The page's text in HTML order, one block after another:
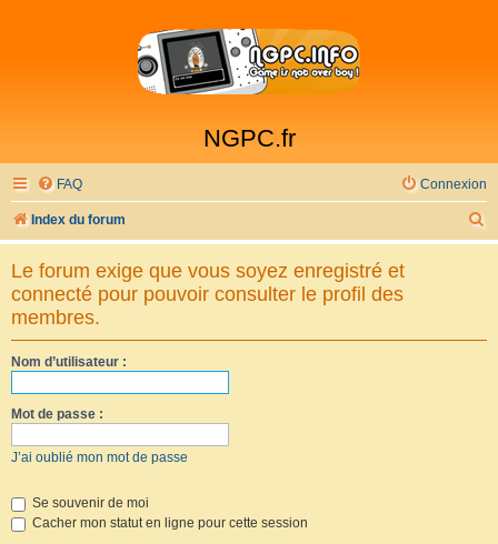
NGPC.fr
FAQ Connexion
Index du forum
e
Le forum exige que vous soyez enregistré et
connecté pour pouvoir consulter le profil des
membres.
Nom d’utilisateur :
Mot de passe :
J’ai oublié mon mot de passe
Se souvenir de moi
Cacher mon statut en ligne pour cette session